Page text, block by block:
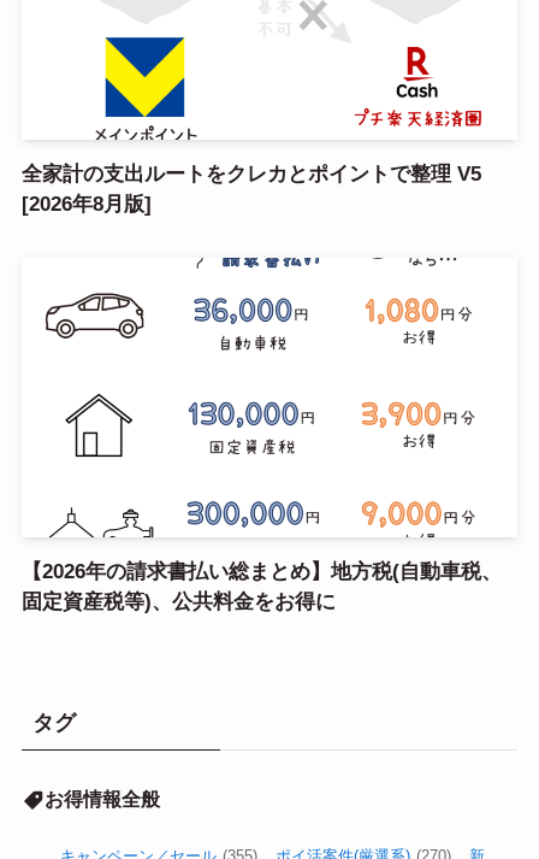
全家計の支出ルートをクレカとポイントで整理 V5
[2026年8月版]
【2026年の請求書払い総まとめ】地方税(自動車税、
固定資産税等)、公共料金をお得に
タグ
お得情報全般